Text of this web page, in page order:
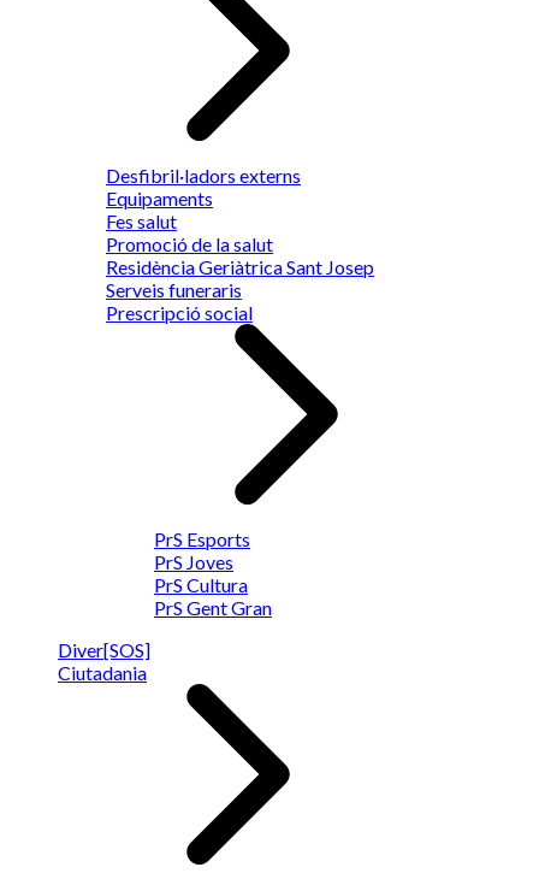
Desfibril·ladors externs
Equipaments
Fes salut
Promoció de la salut
Residència Geriàtrica Sant Josep
Serveis funeraris
Prescripció social
PrS Esports
PrS Joves
PrS Cultura
PrS Gent Gran
Diver[SOS]
Ciutadania